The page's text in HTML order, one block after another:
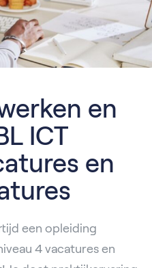
en
ICT
en
een opleiding
4 vacatures en